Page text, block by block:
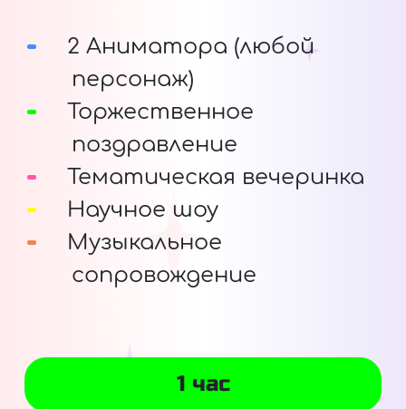
2 Аниматора (любой
персонаж)
Торжественное
поздравление
Тематическая вечеринка
Научное шоу
Музыкальное
сопровождение
1 час